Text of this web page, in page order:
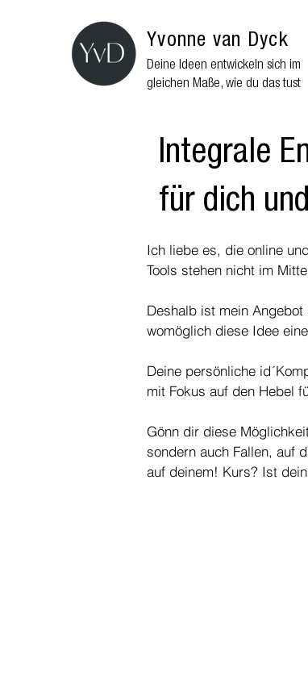
Yvonne van Dyck
Deine Ideen entwickeln sich im
gleichen Maße, wie du das tust
Ich liebe es, die online
Tools stehen nicht im
Deshalb ist mein
womöglich diese Idee
Deine persönliche
mit Fokus auf den Hebel
Gönn dir diese
sondern auch Fallen, auf
auf deinem! Kurs? Ist
Integrale
für dich